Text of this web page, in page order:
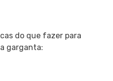
do que fazer para
garganta: